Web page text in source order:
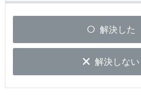
解決した
解決しない